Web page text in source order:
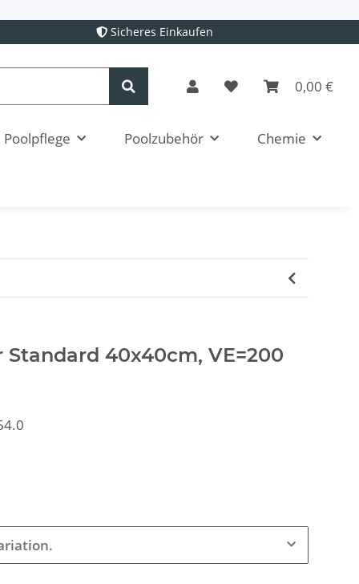
Sicheres Einkaufen
0,00 €
Poolpflege Poolzubehör Chemie
40x40cm, VE=200